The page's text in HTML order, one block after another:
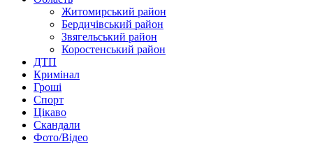
Житомирський район
Бердичівський район
Звягельський район
Коростенський район
ДТП
Кримінал
Гроші
Спорт
Цікаво
Скандали
Фото/Відео